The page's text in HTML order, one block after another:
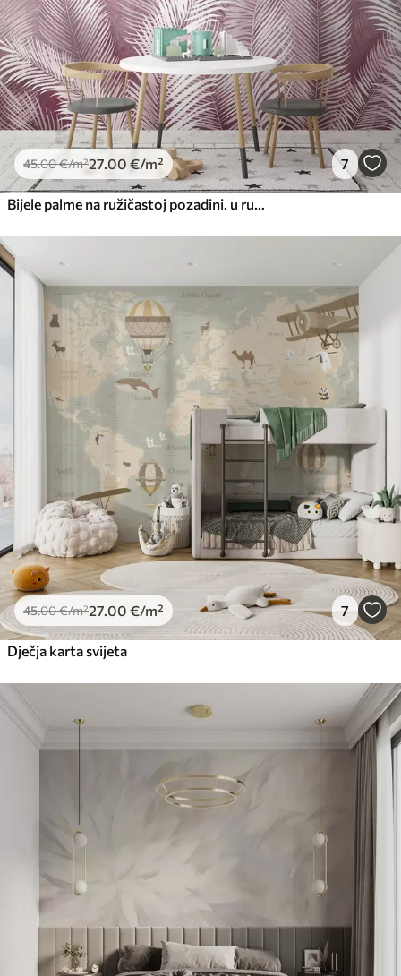
45.00€/m²27 .00 €/m² 7
45.00€/m²27 .00 €/m² 7
Dječja karta svijeta